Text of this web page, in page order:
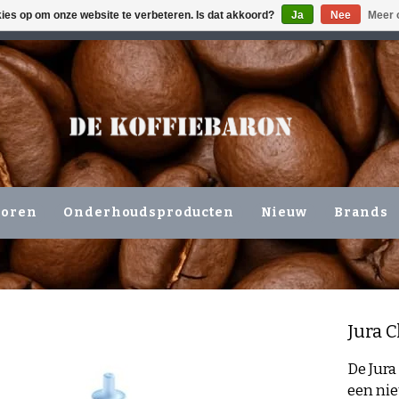
VOLGENDE WERKDAG !!! OF OPHALEN
Onderhoudsproducten Nieuw Brands
Jura
De
een
op om onze website te verbeteren. Is dat akkoord? Ja Nee Meer